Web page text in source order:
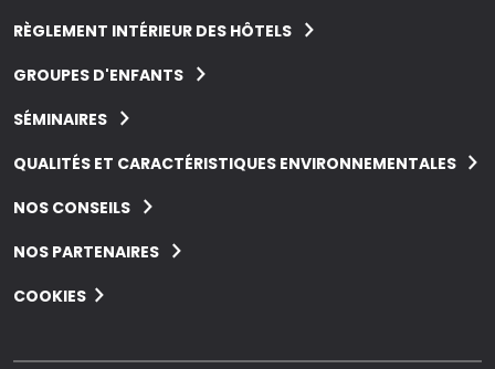
RÈGLEMENT INTÉRIEUR DES HÔTELS
GROUPES D'ENFANTS
SÉMINAIRES
QUALITÉS ET CARACTÉRISTIQUES ENVIRONNEMENTALES
NOS CONSEILS
NOS PARTENAIRES
COOKIES